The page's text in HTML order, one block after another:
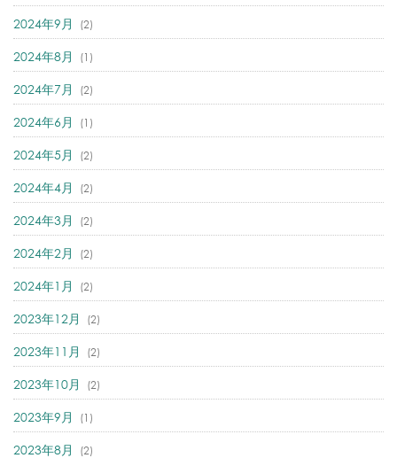
2024年9月 (2)
2024年8月 (1)
2024年7月 (2)
2024年6月 (1)
2024年5月 (2)
2024年4月 (2)
2024年3月 (2)
2024年2月 (2)
2024年1月 (2)
2023年12月 (2)
2023年11月 (2)
2023年10月 (2)
2023年9月 (1)
2023年8月 (2)